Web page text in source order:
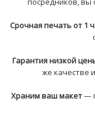
Срочная печать от 1
Гарантия низкой
же качестве
Храним ваш макет—